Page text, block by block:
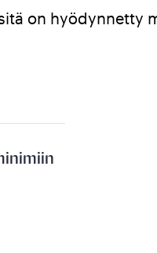
on hyödynnetty